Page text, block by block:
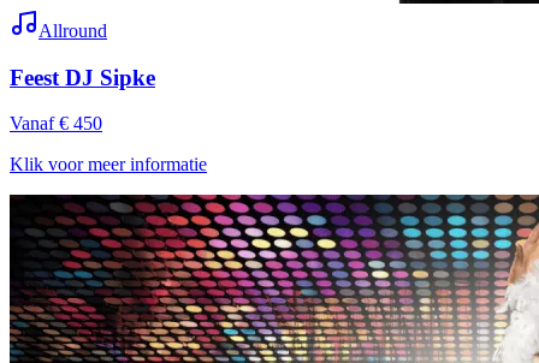
Allround
Feest DJ Sipke
Vanaf € 450
Klik voor meer informatie